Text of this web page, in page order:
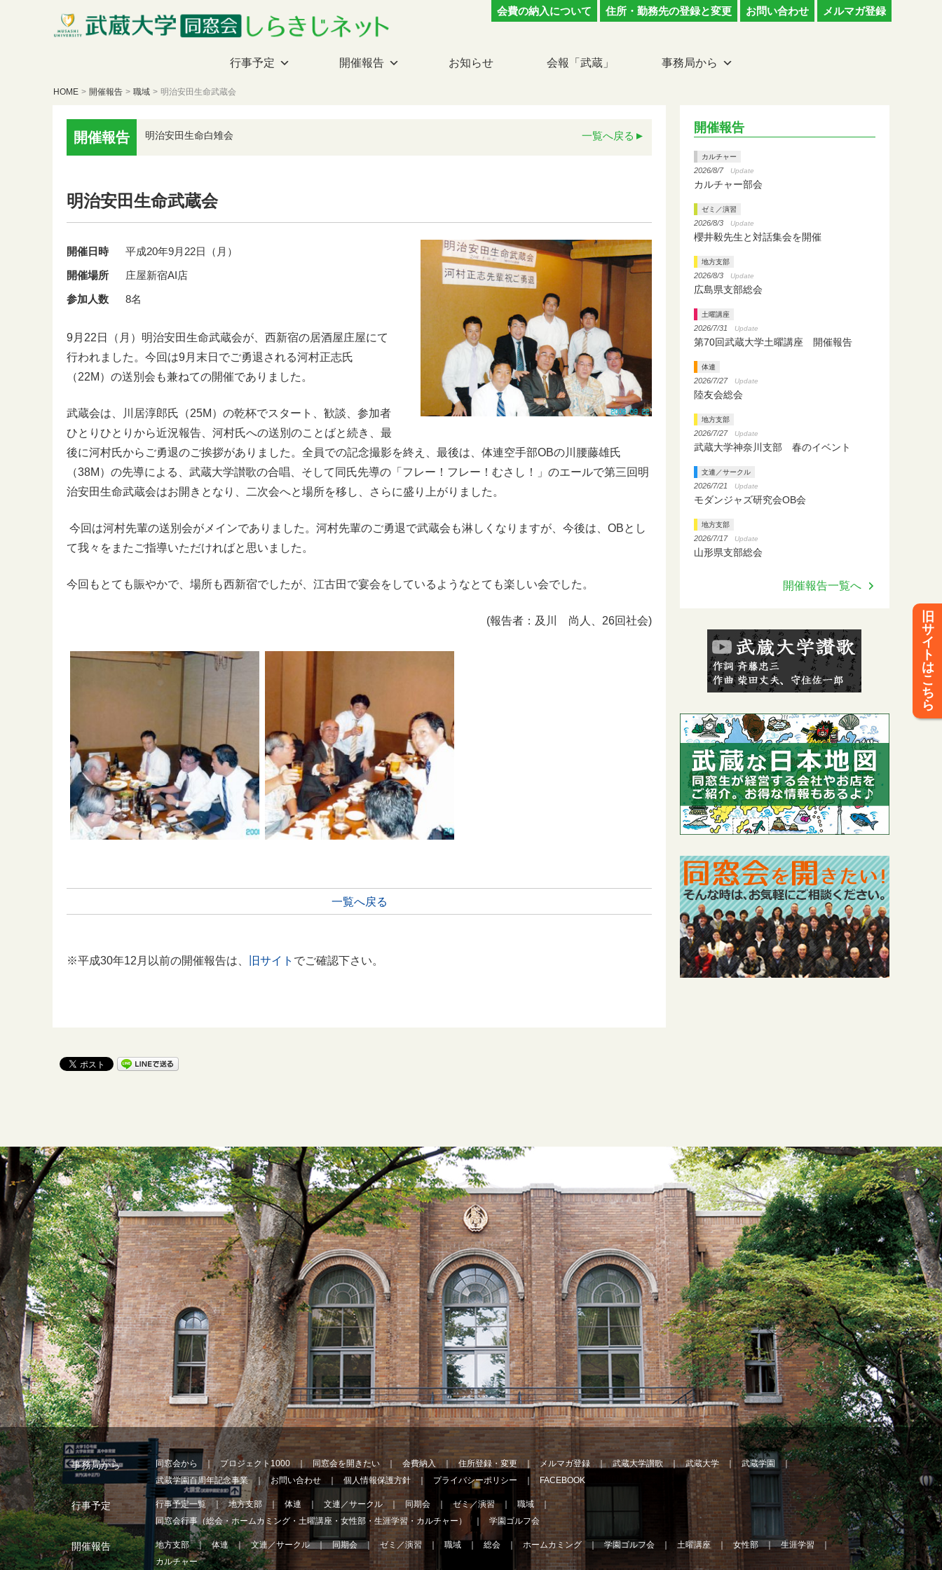
会費の納入について 住所・勤務先の登録と変更 お問い合わせ メルマガ登録
行事予定 開催報告 お知らせ 会報「武蔵」 事務局から
HOME > 開催報告 > 職域 > 明治安田生命武蔵会
開催報告 明治安田生命白雉会 一覧へ戻る
明治安田生命武蔵会
開催日時
平成20年9月22日（月）
開催場所
庄屋新宿AI店
参加人数
8名
9月22日（月）明治安田生命武蔵会が、西新宿の居酒屋庄屋にて
行われました。今回は9月末日でご勇退される河村正志氏
（22M）の送別会も兼ねての開催でありました。
武蔵会は、川居淳郎氏（25M）の乾杯でスタート、歓談、参加者
ひとりひとりから近況報告、河村氏への送別のことばと続き、最
後に河村氏からご勇退のご挨拶がありました。全員での記念撮影を終え、最後は、体連空手部OBの川腰藤雄氏
（38M）の先導による、武蔵大学讃歌の合唱、そして同氏先導の「フレー！フレー！むさし！」のエールで第三回明
治安田生命武蔵会はお開きとなり、二次会へと場所を移し、さらに盛り上がりました。
今回は河村先輩の送別会がメインでありました。河村先輩のご勇退で武蔵会も淋しくなりますが、今後は、OBとし
て我々をまたご指導いただければと思いました。
今回もとても賑やかで、場所も西新宿でしたが、江古田で宴会をしているようなとても楽しい会でした。
(報告者：及川 尚人、26回社会)
一覧へ戻る
※平成30年12月以前の開催報告は、 旧サイト でご確認下さい。
開催報告
カルチャー
2026/8/7 Update
カルチャー部会
ゼミ／演習
2026/8/3 Update
櫻井毅先生と対話集会を開催
地方支部
2026/8/3 Update
広島県支部総会
土曜講座
2026/7/31 Update
第70回武蔵大学土曜講座 開催報告
体連
2026/7/27 Update
陸友会総会
地方支部
2026/7/27 Update
武蔵大学神奈川支部 春のイベント
文連／サークル
2026/7/21 Update
モダンジャズ研究会OB会
地方支部
2026/7/17 Update
山形県支部総会
開催報告一覧へ
事務局から 同窓会から プロジェクト1000 同窓会を開きたい 会費納入 住所登録・変更 メルマガ登録 武蔵大学讃歌 武蔵大学
武蔵学園
武蔵学園百周年記念事業
お問い合わせ 個人情報保護方針 プライバシーポリシー FACEBOOK
行事予定 行事予定一覧 地方支部 体連 文連／サークル 同期会 ゼミ／演習
職域
同窓会行事（総会・ホームカミング・土曜講座・女性部・生涯学習・カルチャー）
学園ゴルフ会
開催報告 地方支部 体連 文連／サークル 同期会 ゼミ／演習 職域 総会 ホームカミング 学園ゴルフ会 土曜講座 女性部
生涯学習
カルチャー
旧
サ
イ
ト
は
こ
ち
ら